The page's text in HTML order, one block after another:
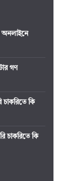
গণ
চাকরিতে কি
চাকরিতে কি